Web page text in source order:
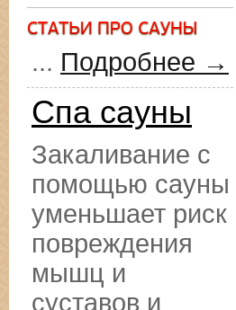
... Подробнее →
Спа сауны
Закаливание с
помощью сауны
уменьшает риск
повреждения
мышц и
суставов и